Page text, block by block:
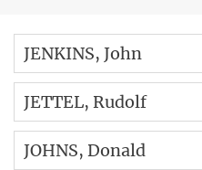
JENKINS, John
JETTEL, Rudolf
JOHNS, Donald